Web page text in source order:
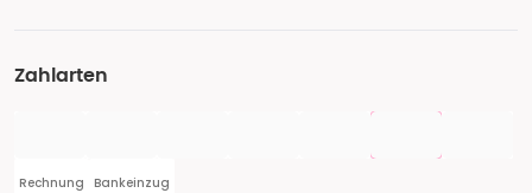
Zahlarten
Rechnung Bankeinzug